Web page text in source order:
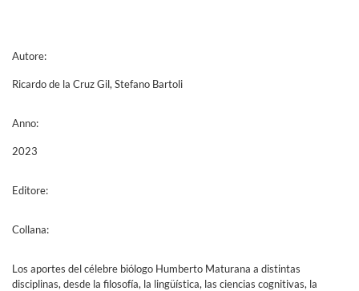
Autore:
Ricardo de la Cruz Gil, Stefano Bartoli
Anno:
2023
Editore:
Collana:
Los aportes del célebre biólogo Humberto Maturana a distintas
disciplinas, desde la filosofía, la lingüística, las ciencias cognitivas, la